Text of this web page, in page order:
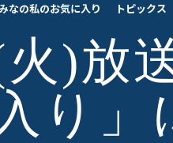
なの私のお気に入り トピックス
)放
り」